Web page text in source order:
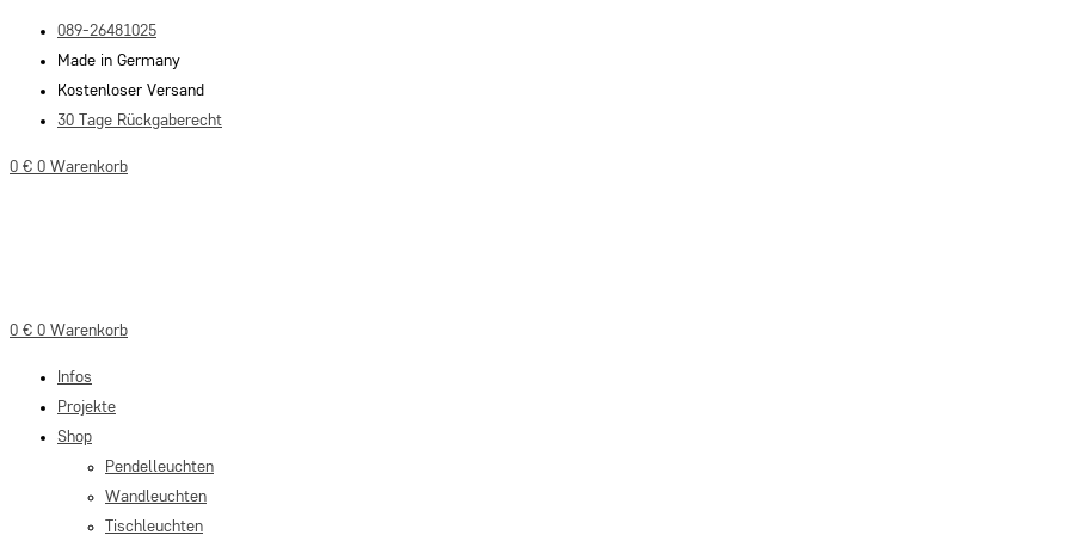
Inhalt
springen
089-26481025
Made in Germany
Kostenloser Versand
30 Tage Rückgaberecht
0 € 0 Warenkorb
0 € 0 Warenkorb
Infos
Projekte
Shop
Pendelleuchten
Wandleuchten
Tischleuchten